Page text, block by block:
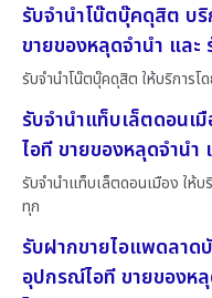
รับจำนำโน๊ตบุ๊คดุสิต บ
ขายของหลุดจำนำ แล
รับจำนำโน๊ตบุ๊คดุสิต ให้บริการ
รับจำนำแท็บเล็ตดอนเ
ไอที ขายของหลุดจำน
รับจำนำแท็บเล็ตดอนเมือง ให้บ
ทุก
รับฝากขายไอแพดลาด
อุปกรณ์ไอที ขายของห